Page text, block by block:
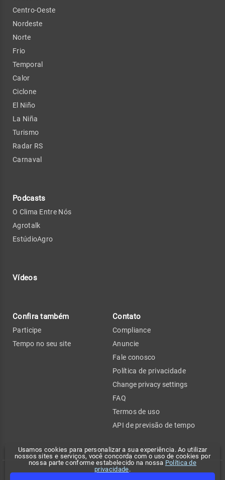
Usamos cookies para personalizar a sua experiência. Ao utilizar
nossos sites e serviços, você concorda com o uso de cookies por
nossa parte conforme estabelecido na nossa Política de
privacidade.
Centro-Oeste
Nordeste
Norte
Frio
Temporal
Calor
Ciclone
El Niño
La Niña
Turismo
Radar RS
Carnaval
Podcasts
O Clima Entre Nós
Agrotalk
EstúdioAgro
Vídeos
Confira também
Participe
Tempo no seu site
Contato
Compliance
Anuncie
Fale conosco
Política de privacidade
Change privacy settings
FAQ
Termos de uso
API de previsão de tempo